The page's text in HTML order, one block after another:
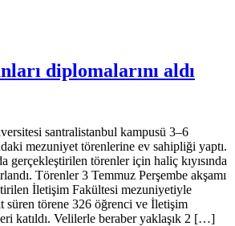
diplomalarını aldı
santralistanbul kampusü 3–6
mezuniyet törenlerine ev sahipliği yaptı.
gerçekleştirilen törenler için haliç kıyısında
Törenler 3 Temmuz Perşembe akşamı
İletişim Fakültesi mezuniyetiyle
süren törene 326 öğrenci ve İletişim
katıldı. Velilerle beraber yaklaşık 2 […]